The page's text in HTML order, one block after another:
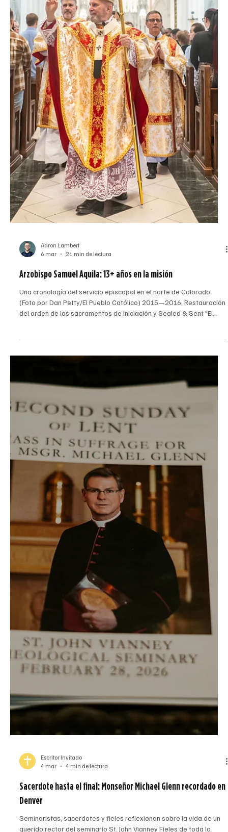
Escritor Invitado
Católicos de Denver se reúnen para llevar al altar las heridas
del racismo en una Misa especial
El obispo auxiliar de Denver, Jorge Rodríguez, celebró la Misa anual
por la Sanación y la Reconciliación, patrocinada por el Comité
Arquidiocesano para la Igualdad Racial y la Justicia. (Foto de Ryan
Brady) Por Ryan Brady Católicos de toda la arquidiócesis se
reunieron el domingo en la parroquia Curé d’Ars, en Denver, para
una Misa dedicada a la sanación y a la reconciliación del racismo.
Organizada por el Comité Arquidiocesano para la Igualdad y la
Justicia Racial (ACREJ, po